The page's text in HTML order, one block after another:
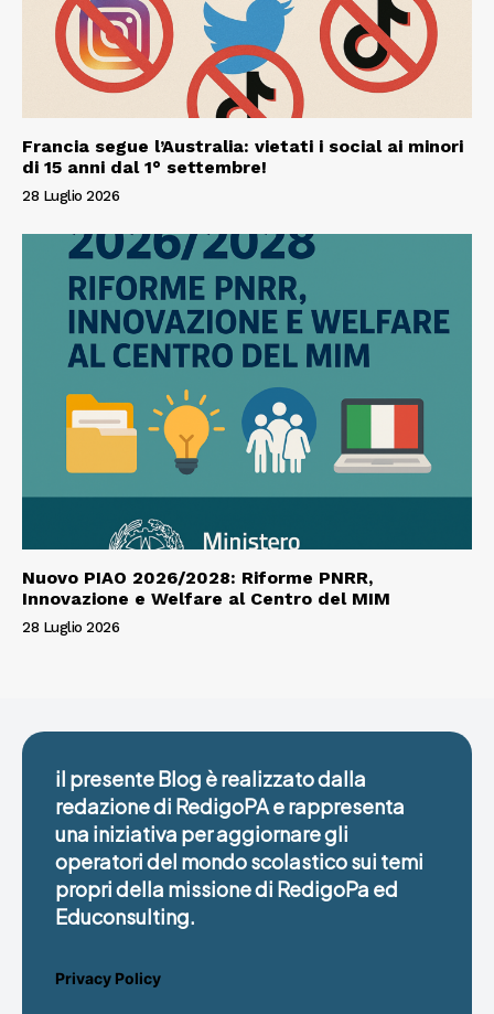
Francia segue l’Australia: vietati i social ai minori
di 15 anni dal 1° settembre!
28 Luglio 2026
Nuovo PIAO 2026/2028: Riforme PNRR,
Innovazione e Welfare al Centro del MIM
28 Luglio 2026
il presente Blog è realizzato dalla
redazione di RedigoPA e rappresenta
una iniziativa per aggiornare gli
operatori del mondo scolastico sui temi
propri della missione di RedigoPa ed
Educonsulting.
Privacy Policy